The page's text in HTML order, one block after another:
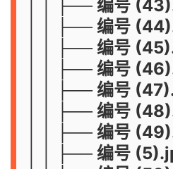
│ │ ├── 编号
│ │ ├── 编号
│ │ ├── 编号
│ │ ├── 编号
│ │ ├── 编号
│ │ ├── 编号
│ │ ├── 编号
│ │ ├── 编号